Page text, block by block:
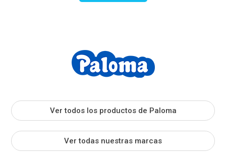
Ver todos los productos de Paloma
Ver todas nuestras marcas